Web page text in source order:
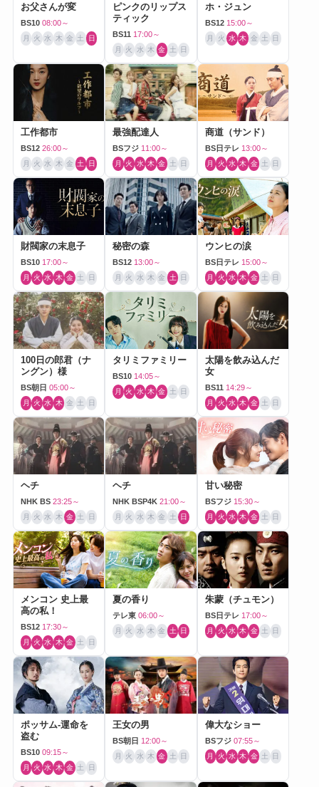
お父さんが変
BS10 08:00～
月 火 水 木 金 土 日
ピンクのリップス
ティック
BS11 17:00～
月 火 水 木 金 土 日
ホ・ジュン
BS12 15:00～
月 火 水 木 金 土 日
工作都市
BS12 26:00～
月 火 水 木 金 土 日
最強配達人
BSフジ 11:00～
月 火 水 木 金 土 日
商道（サンド）
BS日テレ 13:00～
月 火 水 木 金 土 日
財閥家の末息子
BS10 17:00～
月 火 水 木 金 土 日
秘密の森
BS12 13:00～
月 火 水 木 金 土 日
ウンヒの涙
BS日テレ 15:00～
月 火 水 木 金 土 日
100日の郎君（ナ
ングン）様
BS朝日 05:00～
月 火 水 木 金 土 日
タリミファミリー
BS10 14:05～
月 火 水 木 金 土 日
太陽を飲み込んだ
女
BS11 14:29～
月 火 水 木 金 土 日
ヘチ
NHK BS 23:25～
月 火 水 木 金 土 日
ヘチ
NHK BSP4K 21:00～
月 火 水 木 金 土 日
甘い秘密
BSフジ 15:30～
月 火 水 木 金 土 日
メンコン 史上最
高の私！
BS12 17:30～
月 火 水 木 金 土 日
夏の香り
テレ東 06:00～
月 火 水 木 金 土 日
朱蒙（チュモン）
BS日テレ 17:00～
月 火 水 木 金 土 日
ポッサム-運命を
盗む
BS10 09:15～
月 火 水 木 金 土 日
王女の男
BS朝日 12:00～
月 火 水 木 金 土 日
偉大なショー
BSフジ 07:55～
月 火 水 木 金 土 日